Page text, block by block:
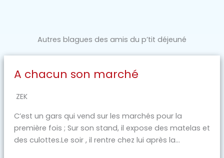
Autres blagues des amis du p’tit déjeuné
A chacun son marché
ZEK
C’est un gars qui vend sur les marchés pour la
première fois ; Sur son stand, il expose des matelas et
des culottes.Le soir , il rentre chez lui après la...